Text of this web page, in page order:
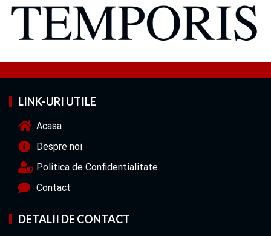
LINK-URI UTILE
Acasa
Despre noi
Politica de Confidentialitate
Contact
DETALII DE CONTACT